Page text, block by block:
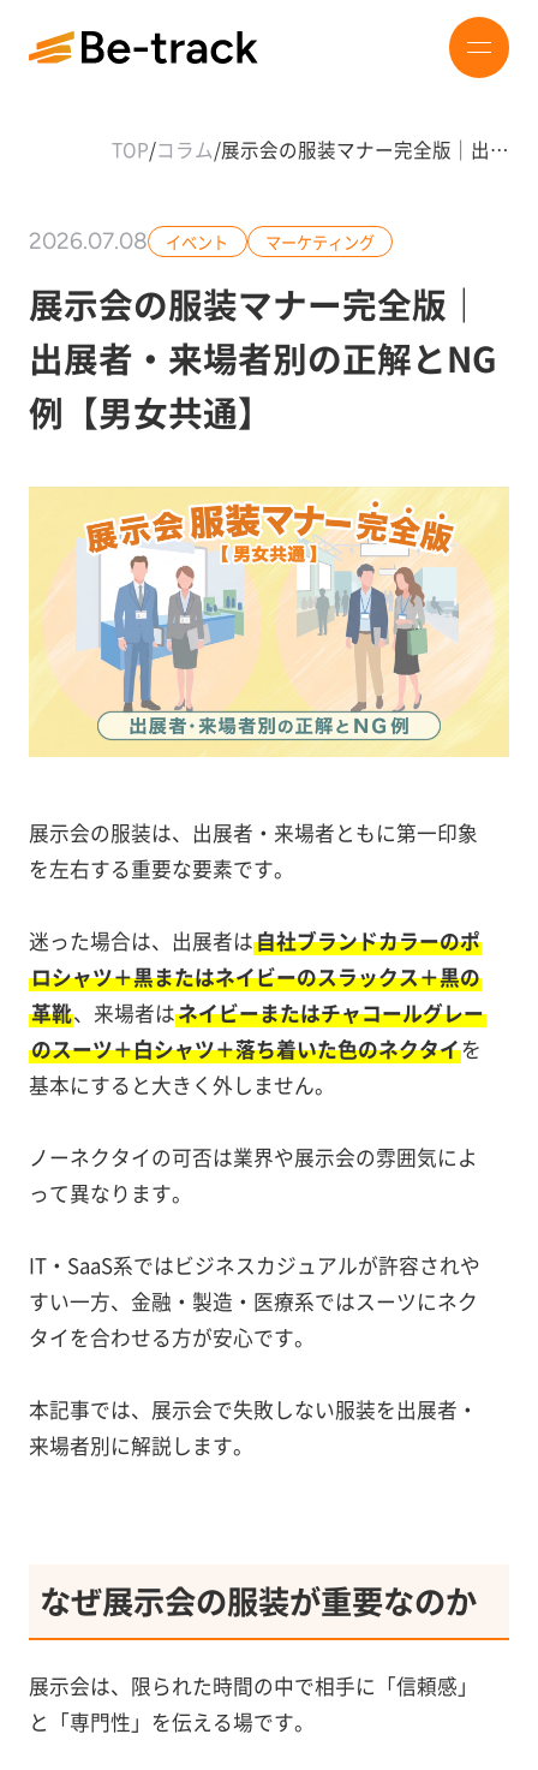
TOP/コラム/展示会の服装マナー完全版｜出…
2026.07.08 イベント マーケティング
展示会の服装マナー完全版｜
出展者・来場者別の正解とNG
例【男女共通】
展示会の服装は、出展者・来場者ともに第一印象
を左右する重要な要素です。
迷った場合は、出展者は自社ブランドカラーのポ
ロシャツ＋黒またはネイビーのスラックス＋黒の
革靴、来場者はネイビーまたはチャコールグレー
のスーツ＋白シャツ＋落ち着いた色のネクタイを
基本にすると大きく外しません。
ノーネクタイの可否は業界や展示会の雰囲気によ
って異なります。
IT・SaaS系ではビジネスカジュアルが許容されや
すい一方、金融・製造・医療系ではスーツにネク
タイを合わせる方が安心です。
本記事では、展示会で失敗しない服装を出展者・
来場者別に解説します。
なぜ展示会の服装が重要なのか
展示会は、限られた時間の中で相手に「信頼感」
と「専門性」を伝える場です。